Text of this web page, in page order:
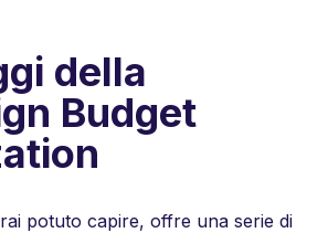
della
Budget
potuto capire, offre una serie di